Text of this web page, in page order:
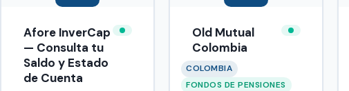
Afore InverCap
— Consulta tu
Saldo y Estado
de Cuenta
Old Mutual
Colombia
COLOMBIA
FONDOS DE PENSIONES